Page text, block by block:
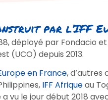
par l’IFF
déployé par Fondacio
(UCO) depuis 2013.
en France, d’autres
IFF Afriqueau
a vu le jour début 2018